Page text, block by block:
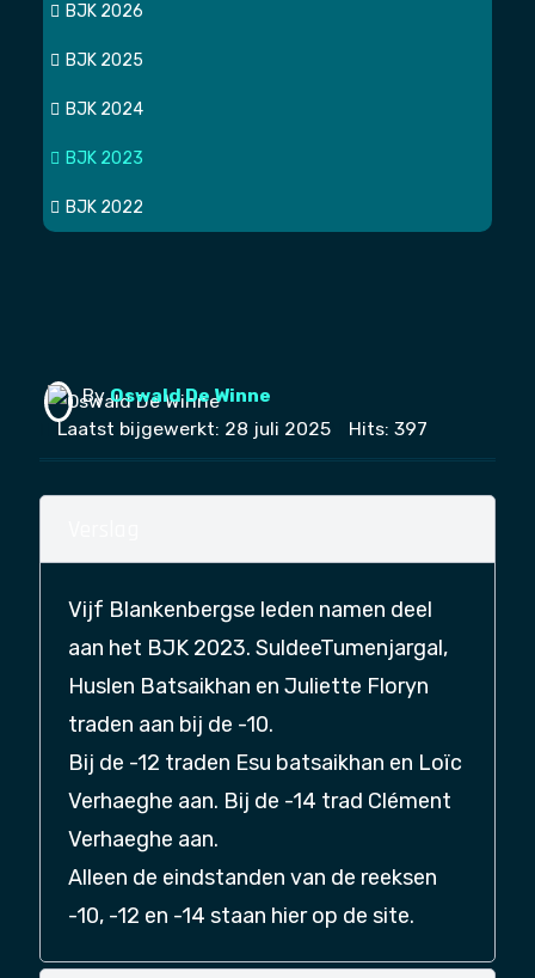
BJK 2026
BJK 2025
BJK 2024
BJK 2023
BJK 2022
By Oswald De Winne
Laatst bijgewerkt: 28 juli 2025
Hits: 397
Vijf Blankenbergse leden namen deel
aan het BJK 2023. SuldeeTumenjargal,
Huslen Batsaikhan en Juliette Floryn
traden aan bij de -10.
Bij de -12 traden Esu batsaikhan en Loïc
Verhaeghe aan. Bij de -14 trad Clément
Verhaeghe aan.
Alleen de eindstanden van de reeksen
-10, -12 en -14 staan hier op de site.